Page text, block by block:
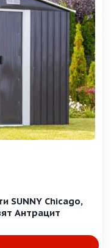
SUNNY Chicago,
Антрацит